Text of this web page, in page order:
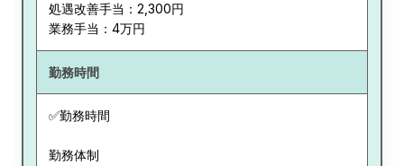
処遇改善手当：2,300円
業務手当：4万円
勤務時間
✅勤務時間
勤務体制